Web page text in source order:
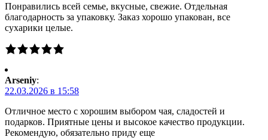
Понравились всей семье, вкусные, свежие. Отдельная
благодарность за упаковку. Заказ хорошо упакован, все
сухарики целые.
Arseniy:
22.03.2026 в 15:58
Отличное место с хорошим выбором чая, сладостей и
подарков. Приятные цены и высокое качество продукции.
Рекомендую, обязательно приду еще